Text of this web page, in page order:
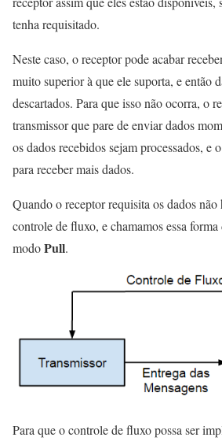
tenha requisitado.
Neste caso, o receptor pode acabar
muito superior à que ele suporta, e então
descartados. Para que isso não ocorra, o
transmissor que pare de enviar dados
os dados recebidos sejam processados, e
para receber mais dados.
Quando o receptor requisita os dados não
controle de fluxo, e chamamos essa forma
modoPull.
Para que o controle de fluxo possa ser